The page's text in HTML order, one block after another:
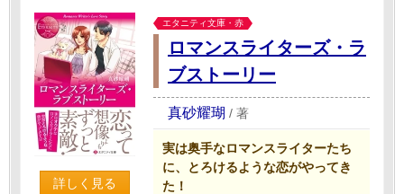
詳しく見る
エタニティ文庫・赤
ロマンスライターズ・ラ
ブストーリー
真砂耀瑚 / 著
実は奥手なロマンスライターたち
に、とろけるような恋がやってき
た！